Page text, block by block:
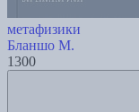
метафизики
Бланшо М.
1300